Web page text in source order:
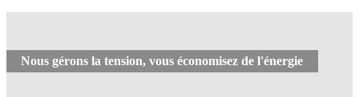
Nous gérons la tension, vous économisez de l'énergie